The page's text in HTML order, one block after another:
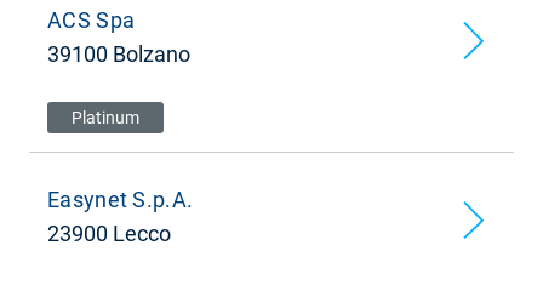
ACS Spa
39100 Bolzano
Platinum
Easynet S.p.A.
23900 Lecco